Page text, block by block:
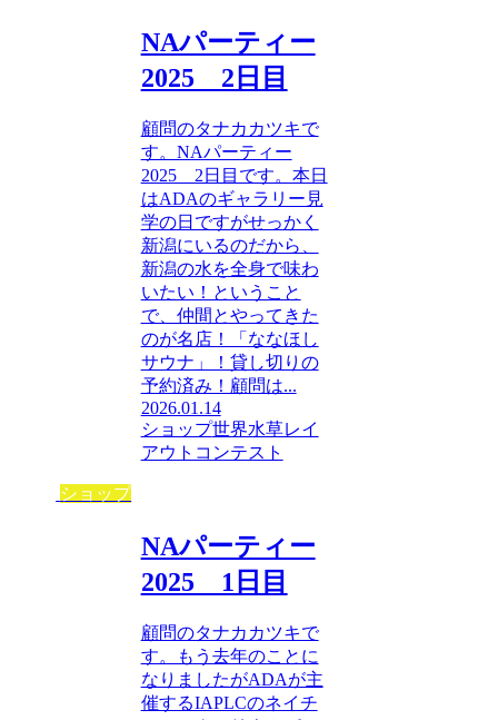
NAパーティー
2025 2日目
顧問のタナカカツキで
す。NAパーティー
2025 2日目です。本日
はADAのギャラリー見
学の日ですがせっかく
新潟にいるのだから、
新潟の水を全身で味わ
いたい！ということ
で、仲間とやってきた
のが名店！「ななほし
サウナ」！貸し切りの
予約済み！顧問は...
2026.01.14
ショップ世界水草レイ
アウトコンテスト
ショップ
NAパーティー
2025 1日目
顧問のタナカカツキで
す。もう去年のことに
なりましたがADAが主
催するIAPLCのネイチ